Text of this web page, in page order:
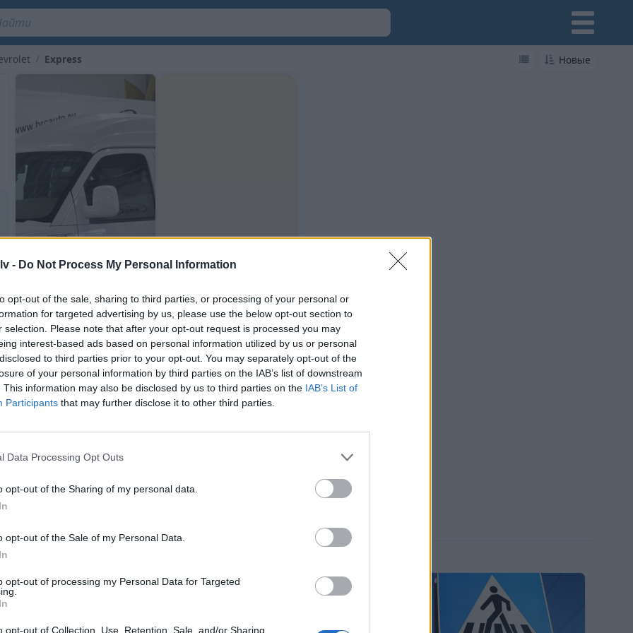
- Do Not Process My Personal Information
opt-out of the sale, sharing to third parties, or processing of your personal or
for targeted advertising by us, please use the below opt-out section to
selection. Please note that after your opt-out request is processed you may
interest-based ads based on personal information utilized by us or personal
to third parties prior to your opt-out. You may separately opt-out of the
of your personal information by third parties on the IAB’s list of downstream
This information may also be disclosed by us to third parties on the IAB’s List of
Participants that may further disclose it to other third parties.
Data Processing Opt Outs
opt-out of the Sharing of my personal data.
opt-out of the Sale of my Personal Data.
opt-out of processing my Personal Data for Targeted
opt-out of Collection, Use, Retention, Sale, and/or Sharing
Express Новые
5.3L
2013
168 248км
о новых объявлениях по
e-mail или SMS
Сохранить поиск